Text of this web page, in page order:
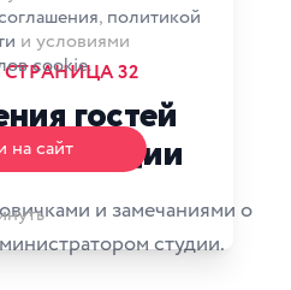
, политикой
и условиями
cookie.
на сайт
32
гостей
студии
и замечаниями о
студии.